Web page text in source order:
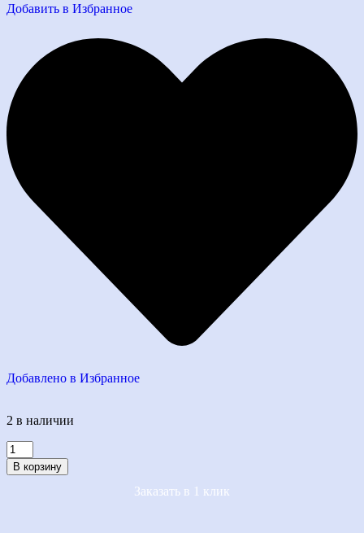
Добавить в Избранное
Добавлено в Избранное
2 в наличии
В корзину
Заказать в 1 клик